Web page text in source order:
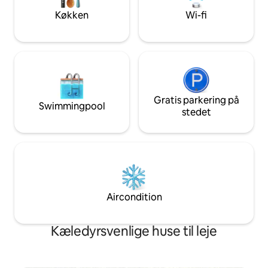
opvaskemaskine, der gør længere
ophold behagelige. Kom og nyd dette
men hyggelig for
sovesofaen.
Køkken Wi-fi
Swimmingpool
Gratis parkering på
stedet
Aircondition
Kæledyrsvenlige huse til leje